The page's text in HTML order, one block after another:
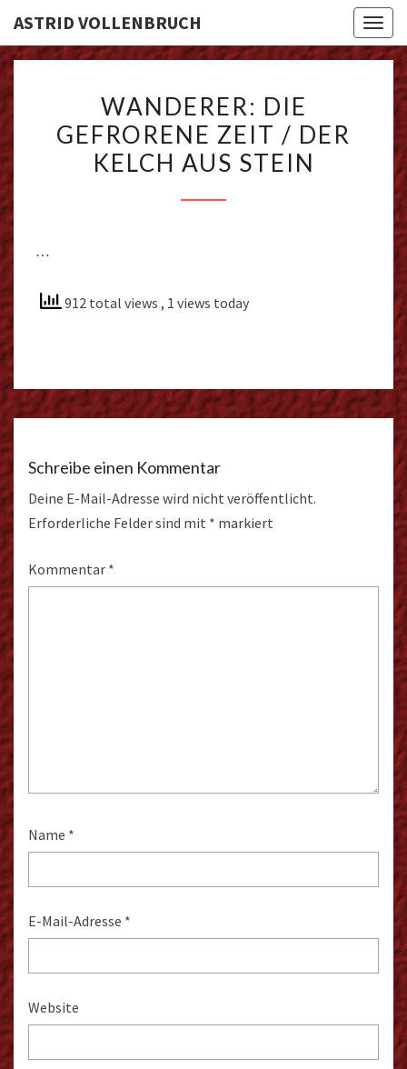
ASTRID VOLLENBRUCH
DIE
GEFRORENE
ZEIT
WANDERER: DIE
GEFRORENE ZEIT / DER
KELCH AUS STEIN
…
912 total views , 1 views today
Schreibe einen Kommentar
Deine E-Mail-Adresse wird nicht veröffentlicht.
Erforderliche Felder sind mit * markiert
Kommentar *
Name *
E-Mail-Adresse *
Website